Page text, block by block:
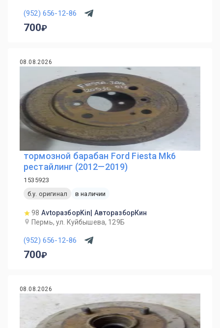
(952) 656-12-86
700
08.08.2026
тормозной барабан Ford Fiesta Mk6
рестайлинг (2012—2019)
1535923
б.у. оригинал
в наличии
98 AvtoразборKin| АвторазборКин
Пермь, ул. Куйбышева, 129Б
(952) 656-12-86
700
08.08.2026